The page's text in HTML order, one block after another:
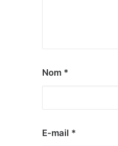
Nom *
E-mail *